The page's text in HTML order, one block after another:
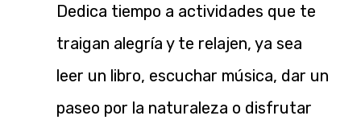
Dedica tiempo a actividades que te
traigan alegría y te relajen, ya sea
leer un libro, escuchar música, dar un
paseo por la naturaleza o disfrutar